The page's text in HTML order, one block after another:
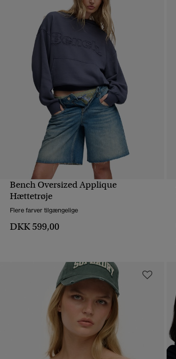
HURTIGVISNING
Bench Oversized Applique
Hættetrøje
Flere farver tilgængelige
DKK 599,00